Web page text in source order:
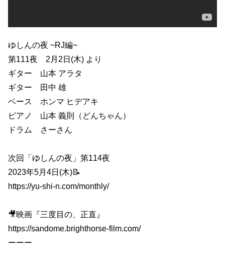
ゆしんの夜 ~RJ編~
第111夜 2月2日(木) より
ギター 山本 アラタ
ギター 田中 雄
ベース ホンマ ヒデアキ
ピアノ 山本 義則（どんちゃん）
ドラム さーさん
次回「ゆしんの夜」第114夜
2023年5月4日(木)📝
https://yu-shi-n.com/monthly/
🎥映画『三度目の、正直』
https://sandome.brighthorse-film.com/
ーーー